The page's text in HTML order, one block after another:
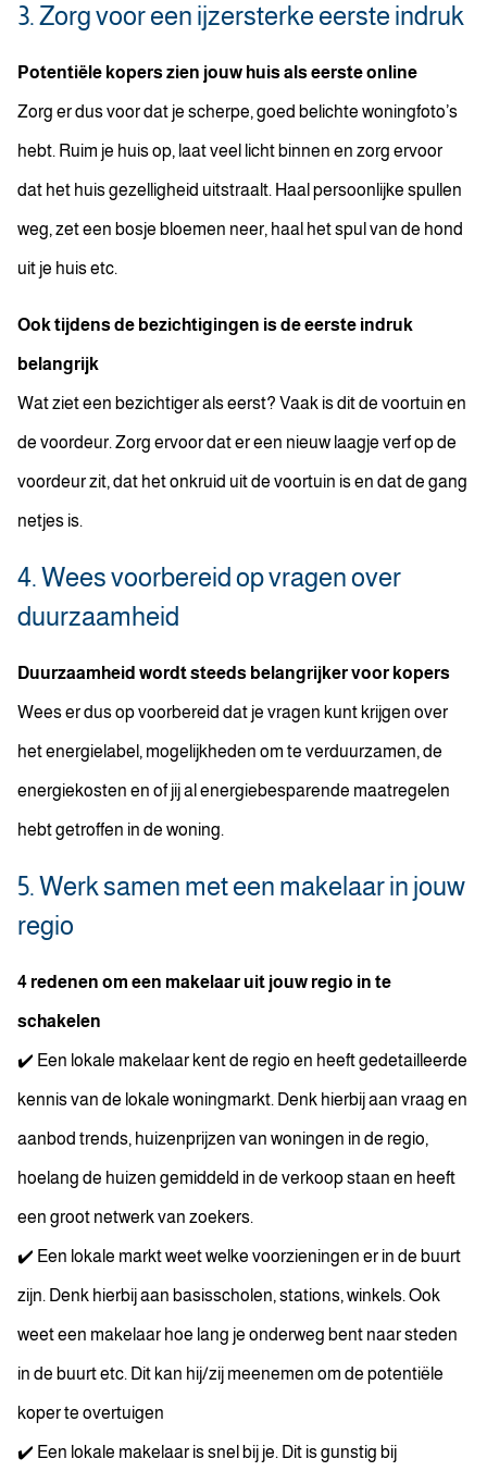
3. Zorg voor een ijzersterke eerste indruk
Potentiële kopers zien jouw huis als eerste online
Zorg er dus voor dat je scherpe, goed belichte woningfoto’s
hebt. Ruim je huis op, laat veel licht binnen en zorg ervoor
dat het huis gezelligheid uitstraalt. Haal persoonlijke spullen
weg, zet een bosje bloemen neer, haal het spul van de hond
uit je huis etc.
Ook tijdens de bezichtigingen is de eerste indruk
belangrijk
Wat ziet een bezichtiger als eerst? Vaak is dit de voortuin en
de voordeur. Zorg ervoor dat er een nieuw laagje verf op de
voordeur zit, dat het onkruid uit de voortuin is en dat de gang
netjes is.
4. Wees voorbereid op vragen over
duurzaamheid
Duurzaamheid wordt steeds belangrijker voor kopers
Wees er dus op voorbereid dat je vragen kunt krijgen over
het energielabel, mogelijkheden om te verduurzamen, de
energiekosten en of jij al energiebesparende maatregelen
hebt getroffen in de woning.
5. Werk samen met een makelaar in jouw
regio
4 redenen om een makelaar uit jouw regio in te
schakelen
✔️ Een lokale makelaar kent de regio en heeft gedetailleerde
kennis van de lokale woningmarkt. Denk hierbij aan vraag en
aanbod trends, huizenprijzen van woningen in de regio,
hoelang de huizen gemiddeld in de verkoop staan en heeft
een groot netwerk van zoekers.
✔️ Een lokale markt weet welke voorzieningen er in de buurt
zijn. Denk hierbij aan basisscholen, stations, winkels. Ook
weet een makelaar hoe lang je onderweg bent naar steden
in de buurt etc. Dit kan hij/zij meenemen om de potentiële
koper te overtuigen
✔️ Een lokale makelaar is snel bij je. Dit is gunstig bij